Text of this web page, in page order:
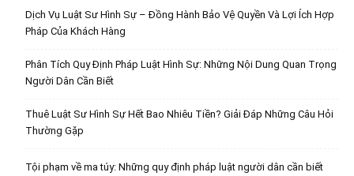
Dịch Vụ Luật Sư Hình Sự – Đồng Hành Bảo Vệ Quyền Và Lợi Ích Hợp
Pháp Của Khách Hàng
Phân Tích Quy Định Pháp Luật Hình Sự: Những Nội Dung Quan Trọng
Người Dân Cần Biết
Thuê Luật Sư Hình Sự Hết Bao Nhiêu Tiền? Giải Đáp Những Câu Hỏi
Thường Gặp
Tội phạm về ma túy: Những quy định pháp luật người dân cần biết